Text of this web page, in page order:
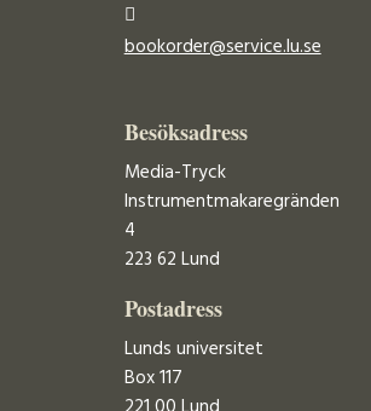
bookorder@service.lu.se
Besöksadress
Media-Tryck
Instrumentmakaregränden
4
223 62 Lund
Postadress
Lunds universitet
Box 117